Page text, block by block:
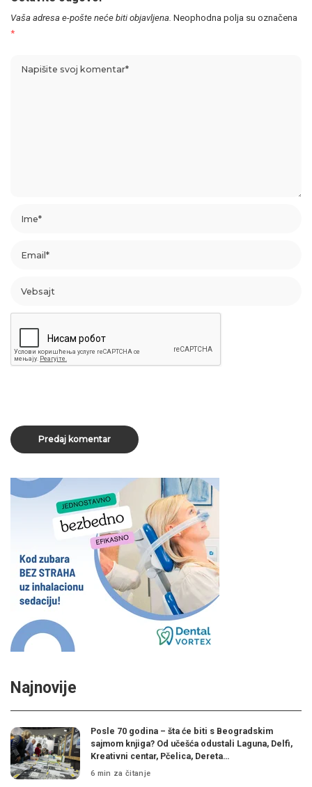
Vaša adresa e-pošte neće biti objavljena. Neophodna polja su označena
*
Najnovije
Posle 70 godina – šta će biti s Beogradskim
sajmom knjiga? Od učešća odustali Laguna, Delfi,
Kreativni centar, Pčelica, Dereta…
6 min za čitanje